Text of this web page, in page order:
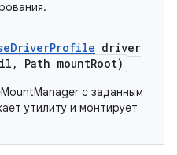
DriverProfile driver
, Path mountRoot)
с заданным
утилиту и монтирует